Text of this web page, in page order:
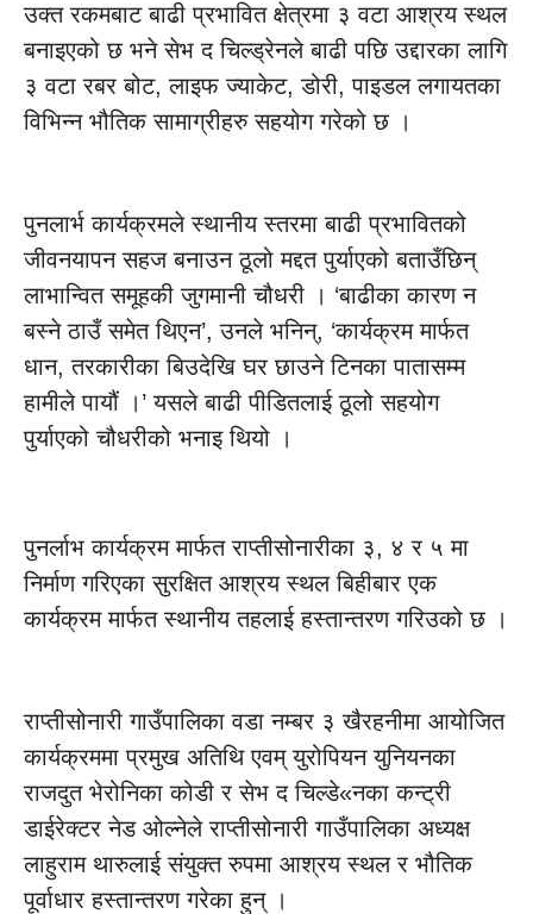
उक्त रकमबाट बाढी प्रभावित क्षेत्रमा ३ वटा आश्रय स्थल
बनाइएको छ भने सेभ द चिल्ड्रेनले बाढी पछि उद्दारका लागि
३ वटा रबर बोट, लाइफ ज्याकेट, डोरी, पाइडल लगायतका
विभिन्न भौतिक सामाग्रीहरु सहयोग गरेको छ ।
पुनलार्भ कार्यक्रमले स्थानीय स्तरमा बाढी प्रभावितको
जीवनयापन सहज बनाउन ठूलो मद्दत पुर्याएको बताउँछिन्
लाभान्वित समूहकी जुगमानी चौधरी । ‘बाढीका कारण न
बस्ने ठाउँ समेत थिएन’, उनले भनिन्, ‘कार्यक्रम मार्फत
धान, तरकारीका बिउदेखि घर छाउने टिनका पातासम्म
हामीले पायौं ।’ यसले बाढी पीडितलाई ठूलो सहयोग
पुर्याएको चौधरीको भनाइ थियो ।
पुनर्लाभ कार्यक्रम मार्फत राप्तीसोनारीका ३, ४ र ५ मा
निर्माण गरिएका सुरक्षित आश्रय स्थल बिहीबार एक
कार्यक्रम मार्फत स्थानीय तहलाई हस्तान्तरण गरिउको छ ।
राप्तीसोनारी गाउँपालिका वडा नम्बर ३ खैरहनीमा आयोजित
कार्यक्रममा प्रमुख अतिथि एवम् युरोपियन युनियनका
राजदुत भेरोनिका कोडी र सेभ द चिल्डे«नका कन्ट्री
डाईरेक्टर नेड ओल्नेले राप्तीसोनारी गाउँपालिका अध्यक्ष
लाहुराम थारुलाई संयुक्त रुपमा आश्रय स्थल र भौतिक
पूर्वाधार हस्तान्तरण गरेका हुन् ।